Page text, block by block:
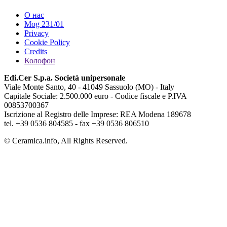
О нас
Mog 231/01
Privacy
Cookie Policy
Credits
Колофон
Edi.Cer S.p.a. Società unipersonale
Viale Monte Santo, 40 - 41049 Sassuolo (MO) - Italy
Capitale Sociale: 2.500.000 euro - Codice fiscale e P.IVA
00853700367
Iscrizione al Registro delle Imprese: REA Modena 189678
tel. +39 0536 804585 - fax +39 0536 806510
© Ceramica.info, All Rights Reserved.